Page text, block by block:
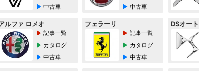
中古車
中古車
ルファ ロメオ
記事一覧
カタログ
中古車
フェラーリ
記事一覧
カタログ
中古車
DSオー